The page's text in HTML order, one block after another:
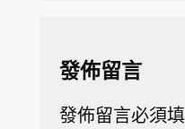
發佈留言
發佈留言必須